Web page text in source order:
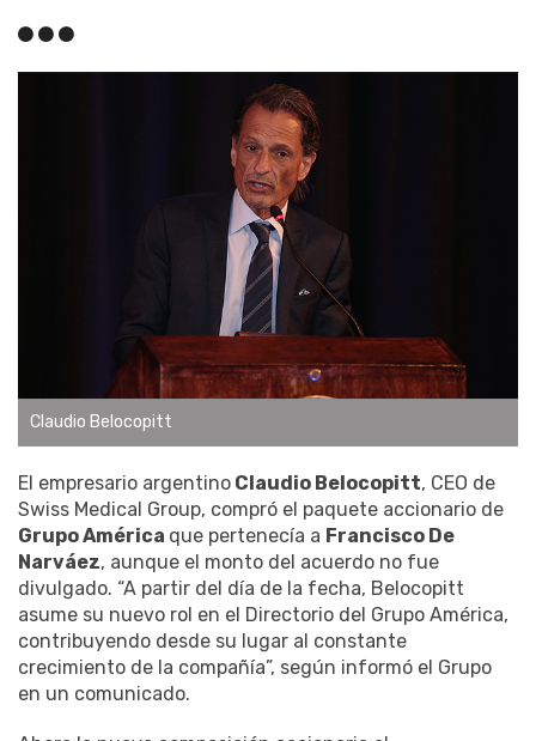
Claudio Belocopitt
El empresario argentino Claudio Belocopitt, CEO de
Swiss Medical Group, compró el paquete accionario de
Grupo América que pertenecía a Francisco De
Narváez, aunque el monto del acuerdo no fue
divulgado. “A partir del día de la fecha, Belocopitt
asume su nuevo rol en el Directorio del Grupo América,
contribuyendo desde su lugar al constante
crecimiento de la compañía”, según informó el Grupo
en un comunicado.